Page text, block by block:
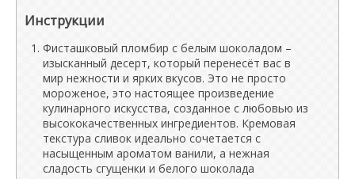
Инструкции
Фисташковый пломбир с белым шоколадом –
изысканный десерт, который перенесёт вас в
мир нежности и ярких вкусов. Это не просто
мороженое, это настоящее произведение
кулинарного искусства, созданное с любовью из
высококачественных ингредиентов. Кремовая
текстура сливок идеально сочетается с
насыщенным ароматом ванили, а нежная
сладость сгущенки и белого шоколада